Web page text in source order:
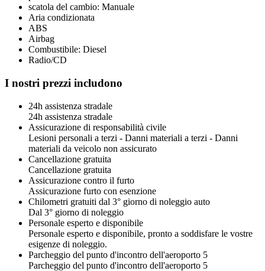
scatola del cambio: Manuale
Aria condizionata
ABS
Airbag
Combustibile: Diesel
Radio/CD
I nostri prezzi includono
24h assistenza stradale
24h assistenza stradale
Assicurazione di responsabilità civile
Lesioni personali a terzi - Danni materiali a terzi - Danni
materiali da veicolo non assicurato
Cancellazione gratuita
Cancellazione gratuita
Assicurazione contro il furto
Assicurazione furto con esenzione
Chilometri gratuiti dal 3° giorno di noleggio auto
Dal 3° giorno di noleggio
Personale esperto e disponibile
Personale esperto e disponibile, pronto a soddisfare le vostre
esigenze di noleggio.
Parcheggio del punto d'incontro dell'aeroporto 5
Parcheggio del punto d'incontro dell'aeroporto 5